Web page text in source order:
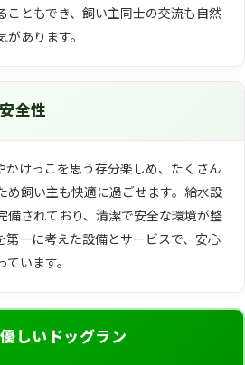
こともでき、飼い主同士の交流も自然
あります。
全性
かけっこを思う存分楽しめ、たくさん
め飼い主も快適に過ごせます。給水設
備されており、清潔で安全な環境が整
第一に考えた設備とサービスで、安心
います。
しいドッグラン